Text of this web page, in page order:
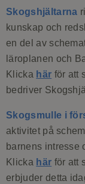
Skogshjältarna
kunskap och
en del av
läroplanen och
Klicka här för att
bedriver
Skogsmulle i
aktivitet på
barnens intresse
Klicka här för att
erbjuder detta